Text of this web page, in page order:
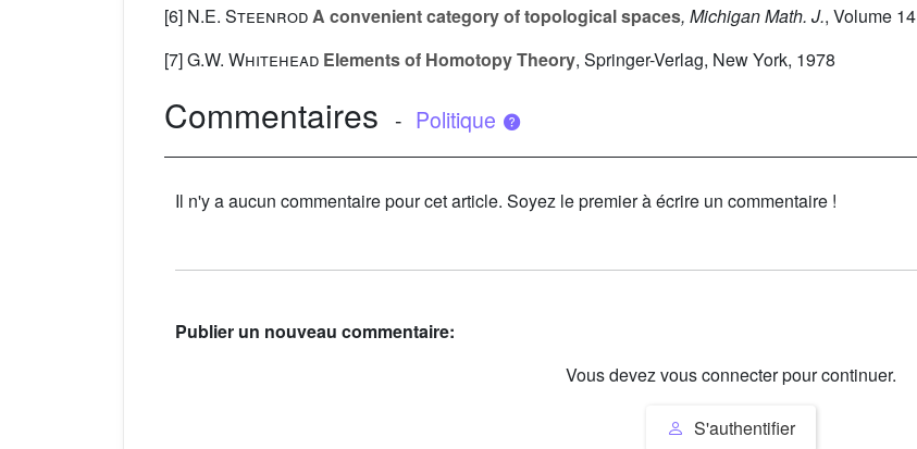
[6] N.E. SteenrodA convenient category of topological spaces, Michigan Math. J., Volume 14
[7]G.W. Whitehead Elements of Homotopy Theory, Springer-Verlag, New York, 1978
Commentaires - Politique
Il n'y a aucun commentaire pour cet article. Soyez le premier à écrire un commentaire !
Publier un nouveau commentaire:
Vous devez vous connecter pour continuer.
S'authentifier